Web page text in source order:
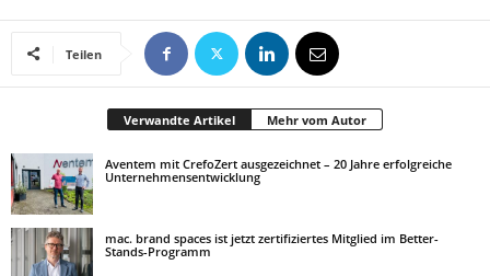
Teilen
Verwandte Artikel Mehr vom Autor
Aventem mit CrefoZert ausgezeichnet – 20 Jahre erfolgreiche
Unternehmensentwicklung
mac. brand spaces ist jetzt zertifiziertes Mitglied im Better-
Stands-Programm